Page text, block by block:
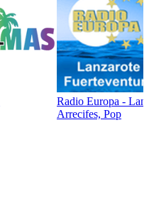
Radio Europa -
Arrecifes, Pop